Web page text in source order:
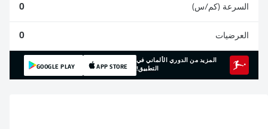
السرعة (كم/س) 0
العرضيات 0
المزيد من الدوري الألماني في
التطبيق!
APP STORE
GOOGLE PLAY